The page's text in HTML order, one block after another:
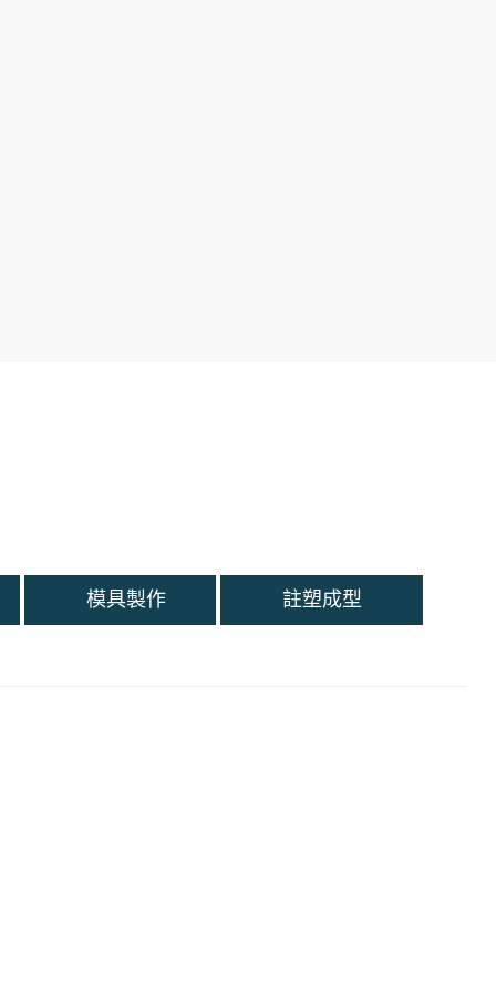
模具製作 註塑成型